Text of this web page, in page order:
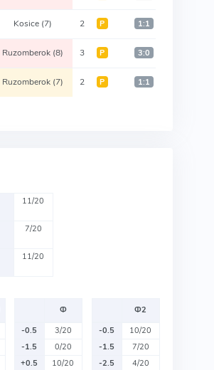
Kosice (7) 2 Р 1:1
Ruzomberok (8) 3 Р 3:0
Ruzomberok (7) 2 Р 1:1
11/20
7/20
11/20
Ф
-0.5
3/20
-1.5
0/20
+0.5
10/20
Ф2
-0.5
10/20
-1.5
7/20
-2.5
4/20